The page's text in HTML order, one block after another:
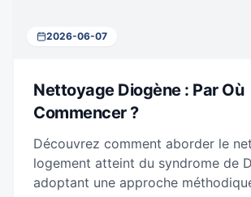
2026-06-07
Nettoyage Diogène : Par Où
Commencer ?
Découvrez comment aborder le
logement atteint du syndrome de
adoptant une approche